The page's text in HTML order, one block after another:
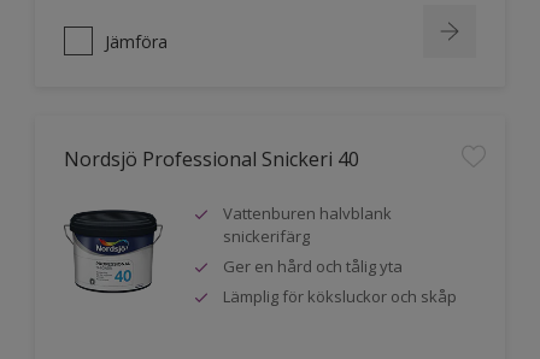
Jämföra
Nordsjö Professional Snickeri 40
Vattenburen halvblank
snickerifärg
Ger en hård och tålig yta
Lämplig för köksluckor och skåp